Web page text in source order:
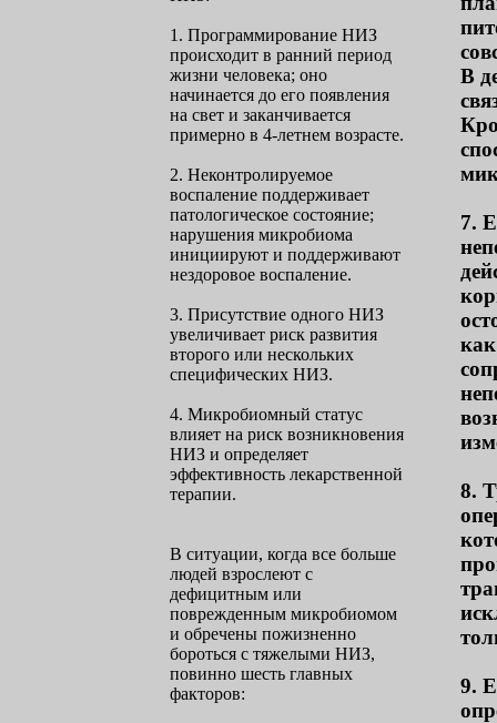
1. Программирование НИЗ
происходит в ранний период
жизни человека; оно
начинается до его появления
на свет и заканчивается
примерно в 4-летнем возрасте.
2. Неконтролируемое
воспаление поддерживает
патологическое состояние;
нарушения микробиома
инициируют и поддерживают
нездоровое воспаление.
3. Присутствие одного НИЗ
увеличивает риск развития
второго или нескольких
специфических НИЗ.
4. Микробиомный статус
влияет на риск возникновения
НИЗ и определяет
эффективность лекарственной
терапии.
В ситуации, когда все больше
людей взрослеют с
дефицитным или
поврежденным микробиомом
и обречены пожизненно
бороться с тяжелыми НИЗ,
повинно шесть главных
факторов:
В
7.
8.
9.